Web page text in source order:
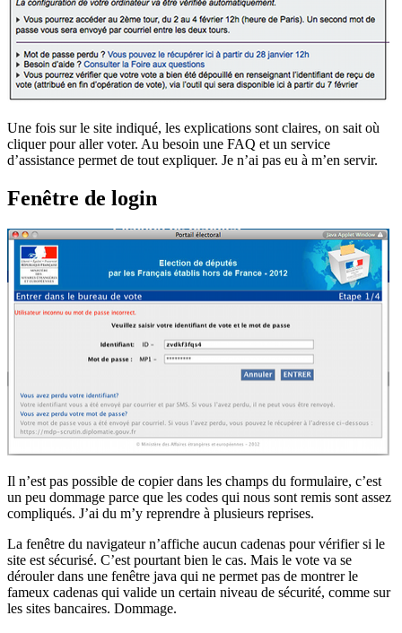
Une fois sur le site indiqué, les explications sont claires, on sait où
cliquer pour aller voter. Au besoin une FAQ et un service
d’assistance permet de tout expliquer. Je n’ai pas eu à m’en servir.
Fenêtre de login
Il n’est pas possible de copier dans les champs du formulaire, c’est
un peu dommage parce que les codes qui nous sont remis sont assez
compliqués. J’ai du m’y reprendre à plusieurs reprises.
La fenêtre du navigateur n’affiche aucun cadenas pour vérifier si le
site est sécurisé. C’est pourtant bien le cas. Mais le vote va se
dérouler dans une fenêtre java qui ne permet pas de montrer le
fameux cadenas qui valide un certain niveau de sécurité, comme sur
les sites bancaires. Dommage.